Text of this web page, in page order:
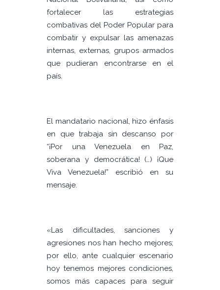
fortalecer las estrategias
combativas del Poder Popular para
combatir y expulsar las amenazas
internas, externas, grupos armados
que pudieran encontrarse en el
país.
El mandatario nacional, hizo énfasis
en que trabaja sin descanso por
“¡Por una Venezuela en Paz,
soberana y democrática! (…) ¡Que
Viva Venezuela!” escribió en su
mensaje.
«Las dificultades, sanciones y
agresiones nos han hecho mejores;
por ello, ante cualquier escenario
hoy tenemos mejores condiciones,
somos más capaces para seguir